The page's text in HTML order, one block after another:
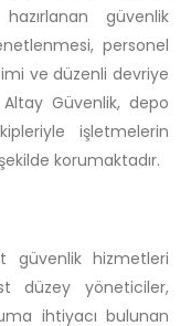
güvenlik
personel
ve düzenli devriye
Güvenlik, depo
işletmelerin
korumaktadır.
güvenlik hizmetleri
düzey yöneticiler,
ihtiyacı bulunan